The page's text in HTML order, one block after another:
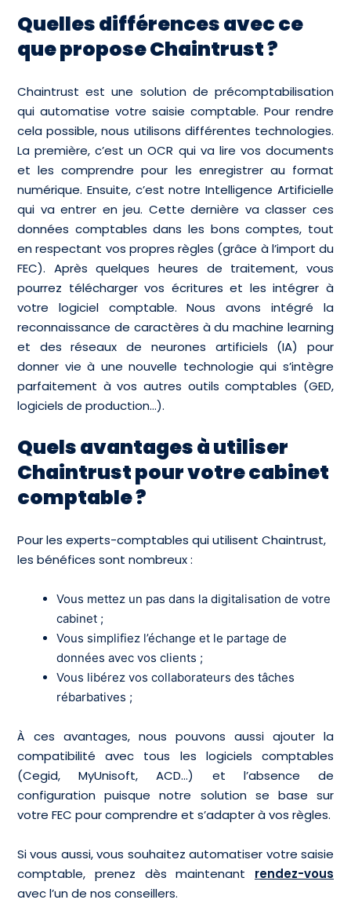
Quelles différences avec ce
que propose Chaintrust ?
Chaintrust est une solution de précomptabilisation
qui automatise votre saisie comptable. Pour rendre
cela possible, nous utilisons différentes technologies.
La première, c’est un OCR qui va lire vos documents
et les comprendre pour les enregistrer au format
numérique. Ensuite, c’est notre Intelligence Artificielle
qui va entrer en jeu. Cette dernière va classer ces
données comptables dans les bons comptes, tout
en respectant vos propres règles (grâce à l’import du
FEC). Après quelques heures de traitement, vous
pourrez télécharger vos écritures et les intégrer à
votre logiciel comptable. Nous avons intégré la
reconnaissance de caractères à du machine learning
et des réseaux de neurones artificiels (IA) pour
donner vie à une nouvelle technologie qui s’intègre
parfaitement à vos autres outils comptables (GED,
logiciels de production…).
Quels avantages à utiliser
Chaintrust pour votre cabinet
comptable ?
Pour les experts-comptables qui utilisent Chaintrust,
les bénéfices sont nombreux :
Vous mettez un pas dans la digitalisation de votre
cabinet ;
Vous simplifiez l’échange et le partage de
données avec vos clients ;
Vous libérez vos collaborateurs des tâches
rébarbatives ;
À ces avantages, nous pouvons aussi ajouter la
compatibilité avec tous les logiciels comptables
(Cegid, MyUnisoft, ACD…) et l’absence de
configuration puisque notre solution se base sur
votre FEC pour comprendre et s’adapter à vos règles.
Si vous aussi, vous souhaitez automatiser votre saisie
comptable, prenez dès maintenant rendez-vous
avec l’un de nos conseillers.